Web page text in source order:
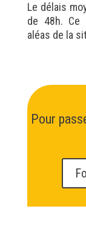
Le délais
de 48h. Ce
aléas de la
Pour